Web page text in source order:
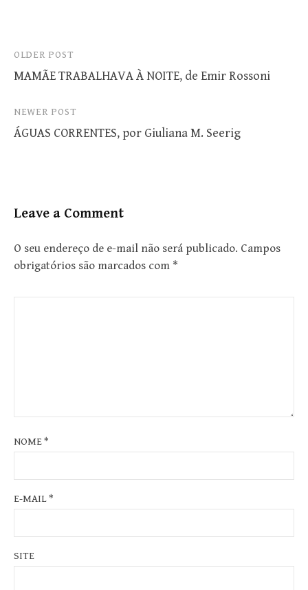
Post
navigation
OLDER POST
MAMÃE TRABALHAVA À NOITE, de Emir Rossoni
NEWER POST
ÁGUAS CORRENTES, por Giuliana M. Seerig
Leave a Comment
O seu endereço de e-mail não será publicado. Campos
obrigatórios são marcados com *
NOME*
E-MAIL*
SITE